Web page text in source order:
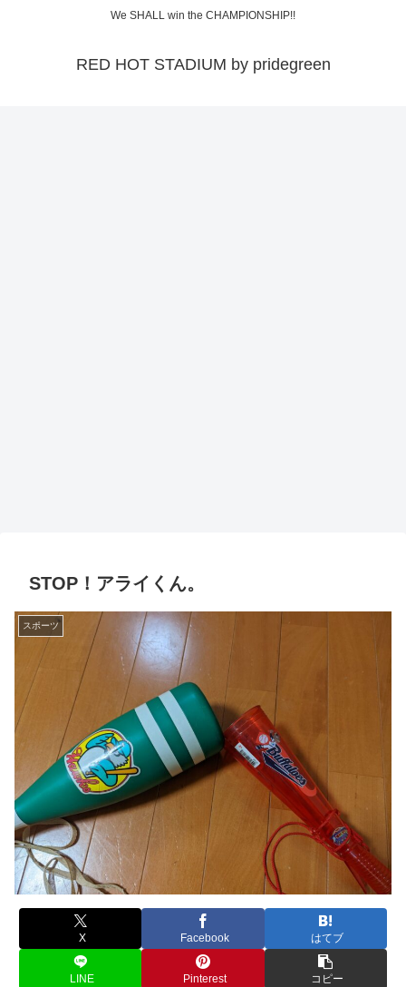
We SHALL win the CHAMPIONSHIP!!
RED HOT STADIUM by pridegreen
STOP！アライくん。
スポーツ
X Facebook はてブ
LINE Pinterest コピー